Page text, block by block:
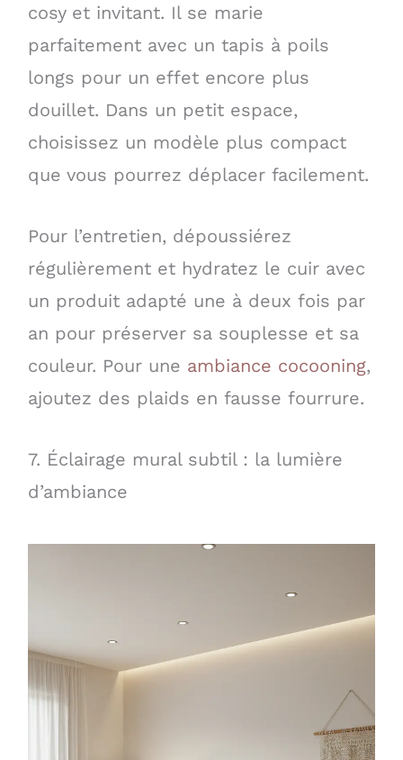
cosy et invitant. Il se marie
parfaitement avec un tapis à poils
longs pour un effet encore plus
douillet. Dans un petit espace,
choisissez un modèle plus compact
que vous pourrez déplacer facilement.
Pour l’entretien, dépoussiérez
régulièrement et hydratez le cuir avec
un produit adapté une à deux fois par
an pour préserver sa souplesse et sa
couleur. Pour une ambiance cocooning,
ajoutez des plaids en fausse fourrure.
7. Éclairage mural subtil : la lumière
d’ambiance